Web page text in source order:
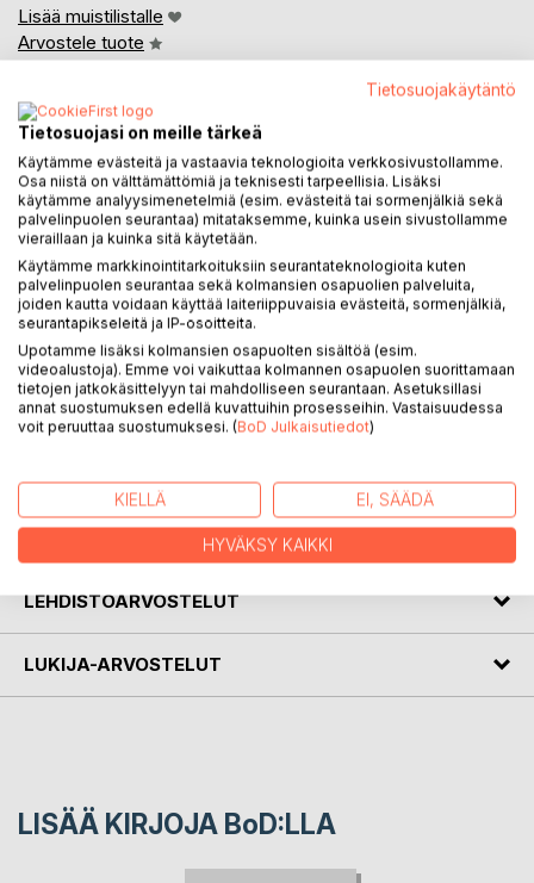
Lisää muistilistalle
Arvostele tuote
KUVAUS
Valheenpaljastus 1.01 on nimensä mukaisesti
valheenpaljastuksen perusteos. Se on tarkoitettu
jokamiehen oppaaksi esitellen johtavan tieteellisen
valheenpaljastuksen mallin sekä
valheenpaljastukseen tarvittavia keskeisiä tietoja ja
taitoja. Lisäksi kirja tarjoaa yksityiskohtaisia
sanattomia ja sanallisia vihjeitä, jotka tuovat lukijan
LEHDISTÖARVOSTELUT
LUKIJA-ARVOSTELUT
LISÄÄ KIRJOJA BoD:LLA
Tietosuojakäytäntö
Tietosuojasi on meille tärkeä
Käytämme evästeitä ja vastaavia teknologioita verkkosivustollamme.
Osa niistä on välttämättömiä ja teknisesti tarpeellisia. Lisäksi
käytämme analyysimenetelmiä (esim. evästeitä tai sormenjälkiä sekä
palvelinpuolen seurantaa) mitataksemme, kuinka usein sivustollamme
vieraillaan ja kuinka sitä käytetään.
Käytämme markkinointitarkoituksiin seurantateknologioita kuten
palvelinpuolen seurantaa sekä kolmansien osapuolien palveluita,
joiden kautta voidaan käyttää laiteriippuvaisia evästeitä, sormenjälkiä,
seurantapikseleitä ja IP-osoitteita.
Upotamme lisäksi kolmansien osapuolten sisältöä (esim.
videoalustoja). Emme voi vaikuttaa kolmannen osapuolen suorittamaan
tietojen jatkokäsittelyyn tai mahdolliseen seurantaan. Asetuksillasi
annat suostumuksen edellä kuvattuihin prosesseihin. Vastaisuudessa
voit peruuttaa suostumuksesi. (BoD Julkaisutiedot)
KIELLÄ EI, SÄÄDÄ
HYVÄKSY KAIKKI